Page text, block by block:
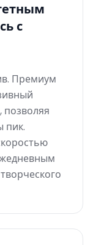
с
Премиум
позволяя
пик.